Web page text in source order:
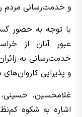
و خدمت‌رسانی مردم
با توجه به حضور
عبور آنان از
خدمت‌رسانی به
و پذیرایی
غلامحسین،
اشاره به شکوه